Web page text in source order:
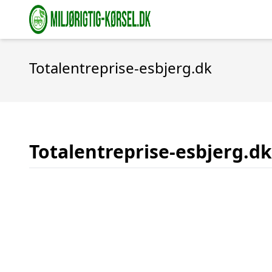
Totalentreprise-esbjerg.dk
Totalentreprise-esbjerg.dk